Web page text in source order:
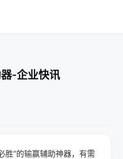
-企业快讯
胜”的输赢辅助神器，有需